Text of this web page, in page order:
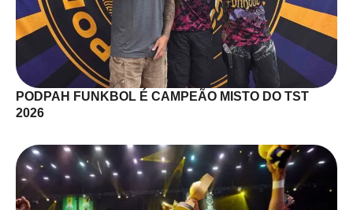
PODPAH FUNKBOL É CAMPEÃO MISTO DO TST
2026